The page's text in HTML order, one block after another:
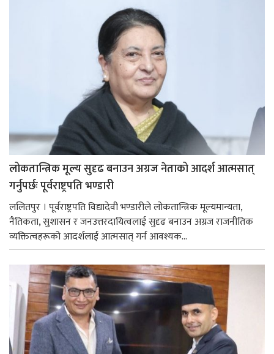
लोकतान्त्रिक मूल्य सुदृढ बनाउन अग्रज नेताको आदर्श आत्मसात्
गर्नुपर्छः पूर्वराष्ट्रपति भण्डारी
ललितपुर । पूर्वराष्ट्रपति विद्यादेवी भण्डारीले लोकतान्त्रिक मूल्यमान्यता,
नैतिकता, सुशासन र जनउत्तरदायित्वलाई सुदृढ बनाउन अग्रज राजनीतिक
व्यक्तित्वहरूको आदर्शलाई आत्मसात् गर्न आवश्यक...